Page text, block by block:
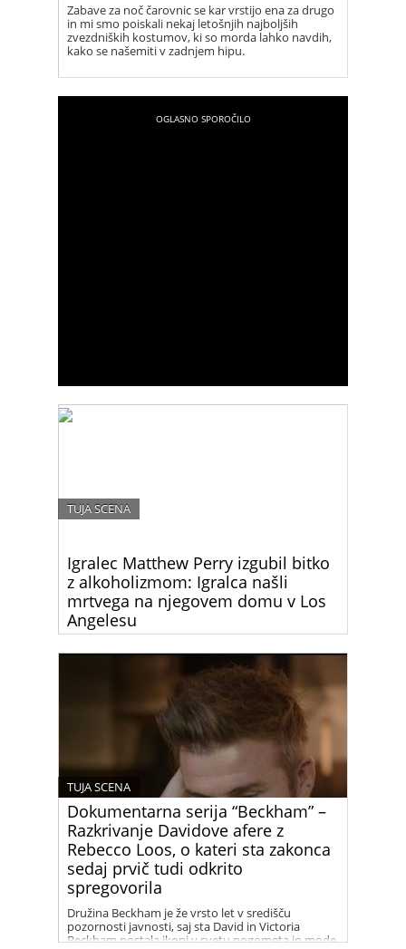
Zabave za noč čarovnic se kar vrstijo ena za drugo
in mi smo poiskali nekaj letošnjih najboljših
zvezdniških kostumov, ki so morda lahko navdih,
kako se našemiti v zadnjem hipu.
Igralec Matthew Perry izgubil bitko
z alkoholizmom: Igralca našli
mrtvega na njegovem domu v Los
Angelesu
TUJA SCENA
legendaren po vlogi Chandlerja Binga v priljubljeni
televizijski seriji “Prijatelji,” je umrl danes ponoči.
Njegova smrt je pretresla svet zabave in njegove
Dokumentarna serija “Beckham” –
Razkrivanje Davidove afere z
Rebecco Loos, o kateri sta zakonca
sedaj prvič tudi odkrito
spregovorila
TUJA SCENA
Družina Beckham je že vrsto let v središču
pozornosti javnosti, saj sta David in Victoria
Beckham postala ikoni v svetu nogometa in mode.